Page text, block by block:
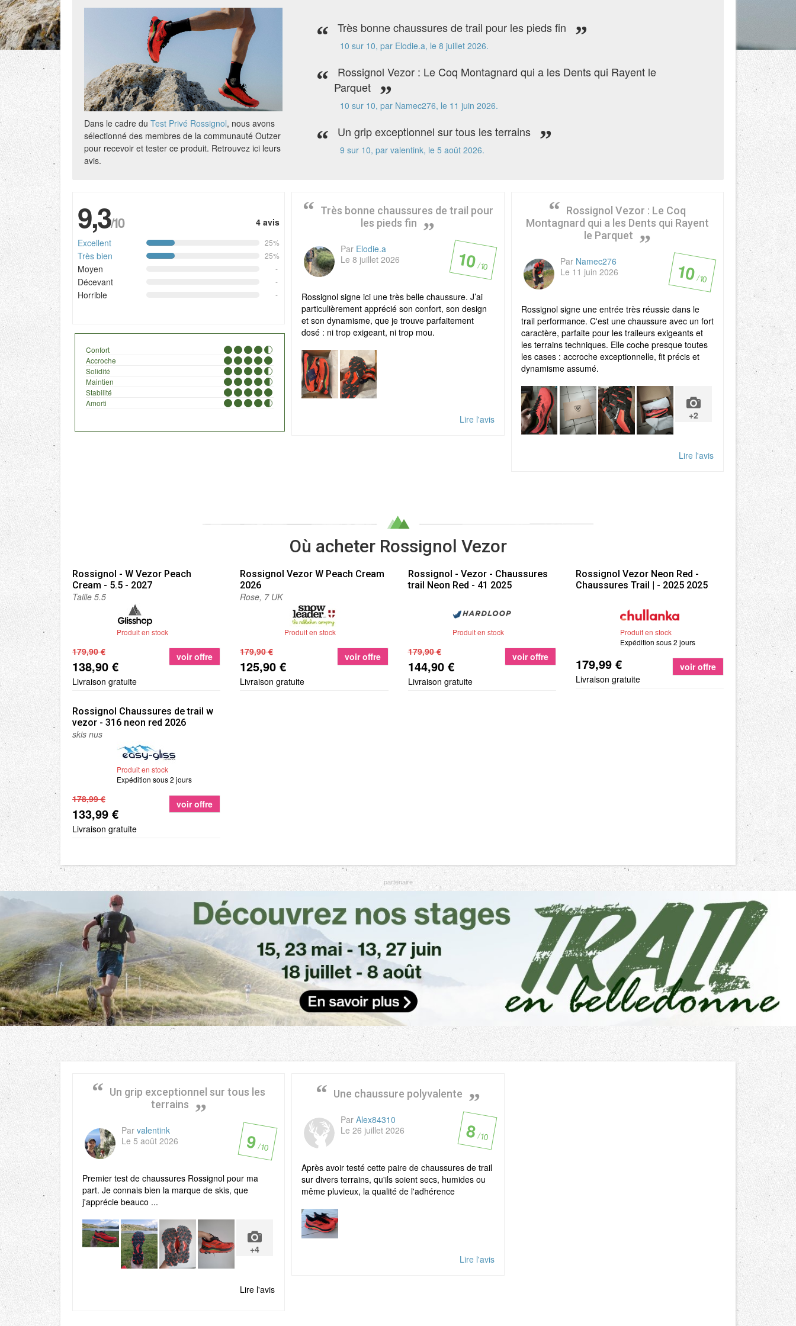
Dans le cadre du Test Privé Rossignol, nous avons
sélectionné des membres de la communauté Outzer
pour recevoir et tester ce produit. Retrouvez ici leurs
avis.
Très bonne chaussures de trail pour les pieds fin
10 sur 10, par Elodie.a, le 8 juillet 2026.
Rossignol Vezor : Le Coq Montagnard qui a les Dents qui Rayent le
Parquet
10 sur 10, par Namec276, le 11 juin 2026.
Un grip exceptionnel sur tous les terrains
9 sur 10, par valentink, le 5 août 2026.
4 avis
9,3/10
Excellent 25%
Très bien 25%
Moyen -
Décevant -
Horrible -
Confort
Accroche
Solidité
Maintien
Stabilité
Amorti
Très bonne chaussures de trail pour
les pieds fin
10/ 10
Par Elodie.a
Le 8 juillet 2026
Rossignol signe ici une très belle chaussure. J’ai
particulièrement apprécié son confort, son design
et son dynamisme, que je trouve parfaitement
dosé : ni trop exigeant, ni trop mou.
Lire l'avis
Rossignol Vezor : Le Coq
Montagnard qui a les Dents qui Rayent
le Parquet
10/ 10
Par Namec276
Le 11 juin 2026
Rossignol signe une entrée très réussie dans le
trail performance. C'est une chaussure avec un fort
caractère, parfaite pour les traileurs exigeants et
les terrains techniques. Elle coche presque toutes
les cases : accroche exceptionnelle, fit précis et
dynamisme assumé.
+2
Lire l'avis
Où acheter Rossignol Vezor
Rossignol - W Vezor Peach
Cream - 5.5 - 2027
Taille 5.5
Produit en stock
179,90 €
138,90 €
Livraison gratuite
voir offre
Rossignol Vezor W Peach Cream
2026
Rose, 7 UK
Produit en stock
179,90 €
125,90 €
Livraison gratuite
voir offre
Rossignol - Vezor - Chaussures
trail Neon Red - 41 2025
Produit en stock
179,90 €
144,90 €
Livraison gratuite
voir offre
Rossignol Vezor Neon Red -
Chaussures Trail | - 2025 2025
Produit en stock
Expédition sous 2 jours
179,99 €
Livraison gratuite
voir offre
Rossignol Chaussures de trail w
vezor - 316 neon red 2026
skis nus
Produit en stock
Expédition sous 2 jours
178,99 €
133,99 €
Livraison gratuite
voir offre
Un grip exceptionnel sur tous les
terrains
9/ 10
Par valentink
Le 5 août 2026
Premier test de chaussures Rossignol pour ma
part. Je connais bien la marque de skis, que
j'apprécie beauco ...
+4
Lire l'avis
Une chaussure polyvalente
8/ 10
ParAlex84310
Le 26 juillet 2026
Après avoir testé cette paire de chaussures de trail
sur divers terrains, qu'ils soient secs, humides ou
même pluvieux, la qualité de l'adhérence
Lire l'avis